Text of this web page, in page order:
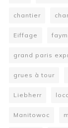
chantier
Eiffage
grand paris
grues à tour
Liebherr
Manitowoc